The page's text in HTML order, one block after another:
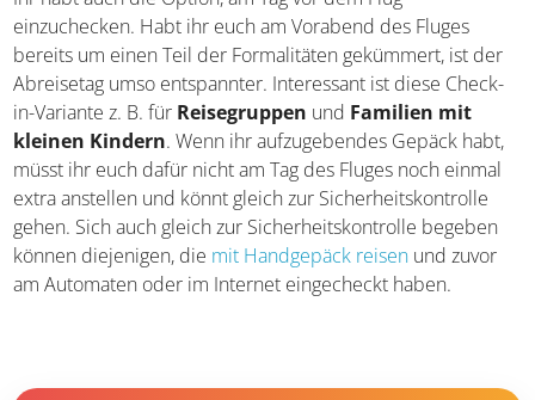
Ihr habt auch die Option, am Tag vor dem Flug
einzuchecken. Habt ihr euch am Vorabend des Fluges
bereits um einen Teil der Formalitäten gekümmert, ist der
Abreisetag umso entspannter. Interessant ist diese
Check-in-Variante z. B. fürReisegruppenundFamilien
mit kleinen Kindern. Wenn ihr aufzugebendes Gepäck
habt, müsst ihr euch dafür nicht am Tag des Fluges noch
einmal extra anstellen und könnt gleich zur
Sicherheitskontrolle gehen. Sich auch gleich zur
Sicherheitskontrolle begeben können diejenigen, die